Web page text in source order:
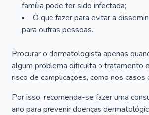
família pode ter sido infectada;
O que fazer para evitar a
para outras pessoas.
Procurar o dermatologista apenas
algum problema dificulta o tratamento
risco de complicações, como nos casos
Por isso, recomenda-se fazer uma
ano para prevenir doenças